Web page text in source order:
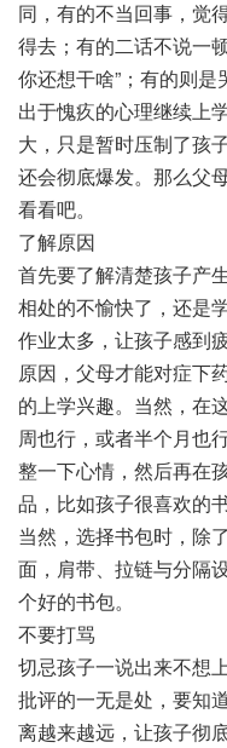
同，有的不当回事，觉
得去；有的二话不说一
你还想干啥”；有的则
出于愧疚的心理继续上
大，只是暂时压制了孩
还会彻底爆发。那么父
看看吧。
了解原因
首先要了解清楚孩子产
相处的不愉快了，还是
作业太多，让孩子感到
原因，父母才能对症下
的上学兴趣。当然，在
周也行，或者半个月也
整一下心情，然后再在
品，比如孩子很喜欢的
当然，选择书包时，除
面，肩带、拉链与分隔
个好的书包。
不要打骂
切忌孩子一说出来不想
批评的一无是处，要知
离越来越远，让孩子彻